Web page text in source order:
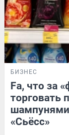
БИЗНЕС
Fа, что за
торговать
«Сьёсс»